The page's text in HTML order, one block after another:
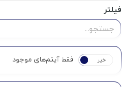
فیلتر
بله خیر فقط آیتم‌های موجود